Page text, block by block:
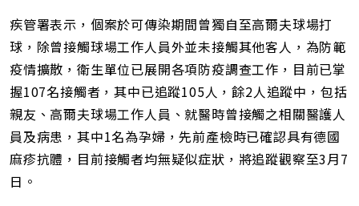
疾管署表示，個案於可傳染期間曾獨自至高爾夫球場打
球，除曾接觸球場工作人員外並未接觸其他客人，為防範
疫情擴散，衛生單位已展開各項防疫調查工作，目前已掌
握107名接觸者，其中已追蹤105人，餘2人追蹤中，包括
親友、高爾夫球場工作人員、就醫時曾接觸之相關醫護人
員及病患，其中1名為孕婦，先前產檢時已確認具有德國
麻疹抗體，目前接觸者均無疑似症狀，將追蹤觀察至3月7
日。